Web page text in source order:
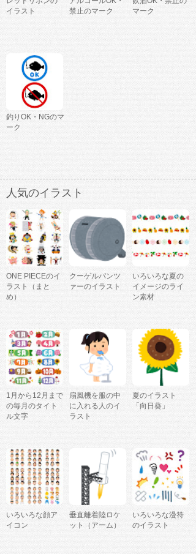
イラスト
禁止のマーク
マーク
釣りOK・NGのマ
ーク
人気のイラスト
ONE PIECEのイ
ラスト（まと
め）
クーゲルパンツ
ァーのイラスト
いろいろな夏の
イメージのライ
ン素材
1月から12月まで
の毎月のタイト
ル文字
扇風機を服の中
に入れる人のイ
ラスト
夏のイラスト
「向日葵」
いろいろな顔ア
イコン
垂直離着陸ロケ
ット（アーム）
いろいろな漫符
のイラスト